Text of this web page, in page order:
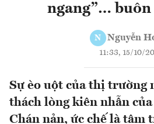
ngang”… buôn
N Nguyễn
11:33, 15/10/
Sự èo uột của thị trường
thách lòng kiên nhẫn
Chán nản, ức chế là tâm